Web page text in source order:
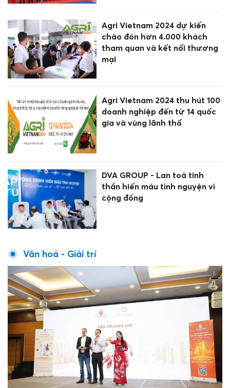
Agri Vietnam 2024 dự kiến
chào đón hơn 4.000 khách
tham quan và kết nối thương
mại
Agri Vietnam 2024 thu hút 100
doanh nghiệp đến từ 14 quốc
gia và vùng lãnh thổ
DVA GROUP - Lan toả tinh
thần hiến máu tình nguyện vì
cộng đồng
Văn hoá - Giải trí